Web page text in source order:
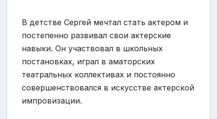
В детстве Сергей мечтал стать актером и
постепенно развивал свои актерские
навыки. Он участвовал в школьных
постановках, играл в аматорских
театральных коллективах и постоянно
совершенствовался в искусстве актерской
импровизации.